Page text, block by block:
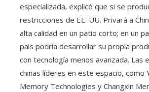
especializada, explicó que si se
restricciones de EE. UU. Privará a
alta calidad en un patio corto; en un
país podría desarrollar su propia
con tecnología menos avanzada. Las
chinas líderes en este espacio, como
Memory Technologies y Changxin